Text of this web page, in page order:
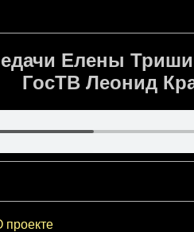
Елены
ГосТВ Леонид
проекте